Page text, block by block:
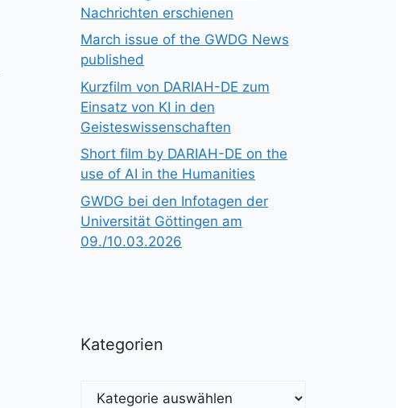
Nachrichten erschienen
March issue of the GWDG News
published
Kurzfilm von DARIAH-DE zum
Einsatz von KI in den
Geisteswissenschaften
Short film by DARIAH-DE on the
use of AI in the Humanities
GWDG bei den Infotagen der
Universität Göttingen am
09./10.03.2026
Kategorien
Kategorien